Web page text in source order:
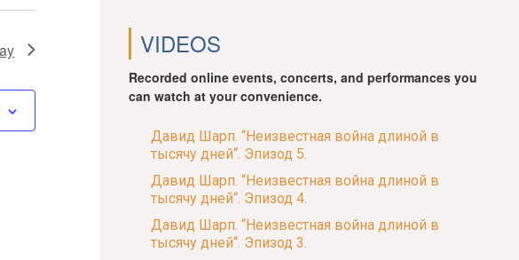
VIDEOS
Recorded online events, concerts, and performances you
can watch at your convenience.
Давид Шарп. “Неизвестная война длиной в
тысячу дней“. Эпизод 5.
Давид Шарп. “Неизвестная война длиной в
тысячу дней“. Эпизод 4.
Давид Шарп. “Неизвестная война длиной в
тысячу дней“. Эпизод 3.